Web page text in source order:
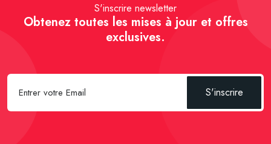
S'inscrire newsletter
Obtenez toutes les mises à jour et offres
exclusives.
S'inscrire